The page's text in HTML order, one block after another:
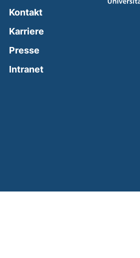
Kontakt
Karriere
Presse
Intranet(external link, opens